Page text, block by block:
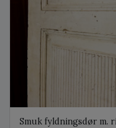
Smuk fyldningsdør m.